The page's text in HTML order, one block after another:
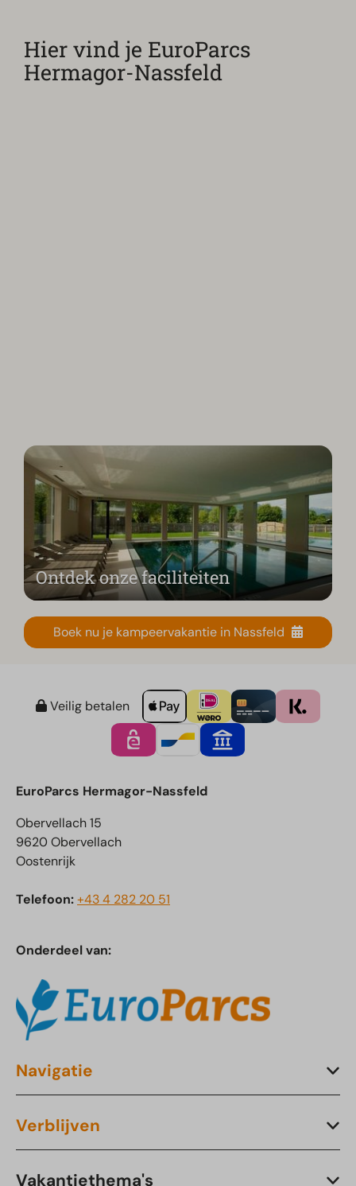
Hier vind je EuroParcs
Hermagor-Nassfeld
Ontdek onze faciliteiten
Boek nu je kampeervakantie in Nassfeld
Veilig betalen
EuroParcs Hermagor-Nassfeld
Obervellach 15
9620 Obervellach
Oostenrijk
Telefoon:+43 4 282 20 51
Onderdeel van:
Navigatie
Verblijven
Vakantiethema's